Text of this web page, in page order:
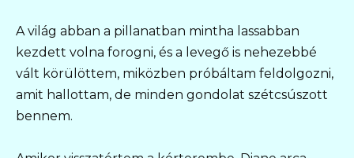
A világ abban a pillanatban mintha lassabban
kezdett volna forogni, és a levegő is nehezebbé
vált körülöttem, miközben próbáltam feldolgozni,
amit hallottam, de minden gondolat szétcsúszott
bennem.